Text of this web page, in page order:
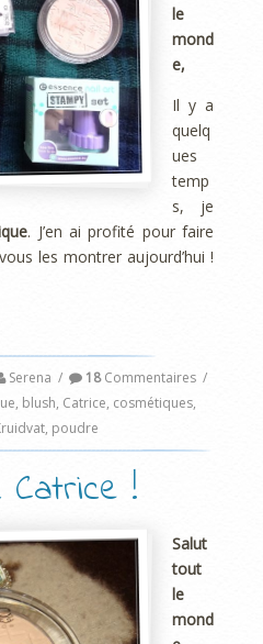
le
mond
e,
Il y a
quelq
ues
temp
s, je
. J’en ai profité pour faire
les montrer aujourd’hui !
Serena / 18Commentaires /
, blush, Catrice, cosmétiques,
, poudre
Catrice !
Salut
tout
le
mond